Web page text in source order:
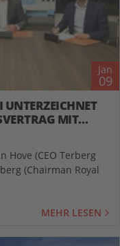
Jan
09
MIT
KAUF UND DIE
Hove (CEO Terberg
(Chairman Royal
MEHR LESEN